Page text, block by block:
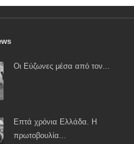
Οι Εύζωνες μέσα από τον...
Επτά χρόνια Ελλάδα. Η
πρωτοβουλία...